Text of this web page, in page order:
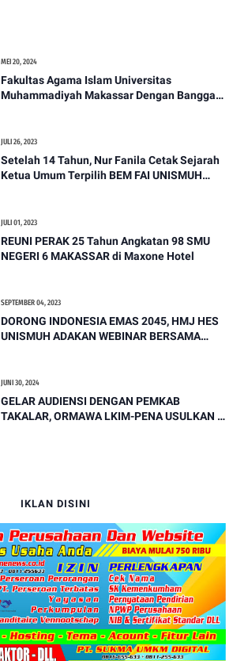
MEI 20, 2024
Fakultas Agama Islam Universitas
Muhammadiyah Makassar Dengan Bangga
JULI 26, 2023
Setelah 14 Tahun, Nur Fanila Cetak Sejarah
Ketua Umum Terpilih BEM FAI UNISMUH
JULI 01, 2023
REUNI PERAK 25 Tahun Angkatan 98 SMU
NEGERI 6 MAKASSAR di Maxone Hotel
SEPTEMBER 04, 2023
DORONG INDONESIA EMAS 2045, HMJ HES
UNISMUH ADAKAN WEBINAR BERSAMA
JUNI 30, 2024
GELAR AUDIENSI DENGAN PEMKAB
TAKALAR, ORMAWA LKIM-PENA USULKAN 6
IKLAN DISINI